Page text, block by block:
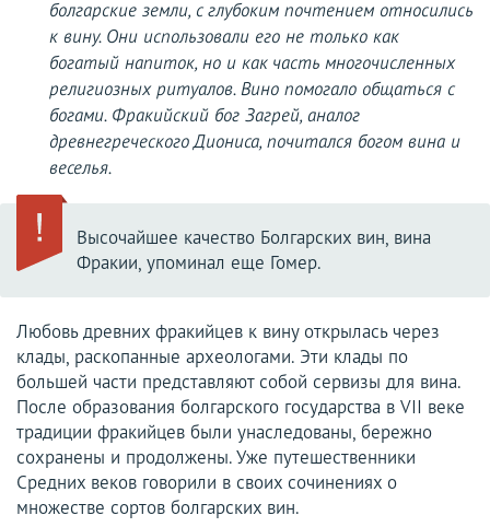
болгарские земли, с глубоким почтением относились
к вину. Они использовали его не только как
богатый напиток, но и как часть многочисленных
религиозных ритуалов. Вино помогало общаться с
богами. Фракийский бог Загрей, аналог
древнегреческого Диониса, почитался богом вина и
веселья.
Высочайшее качество Болгарских вин, вина
Фракии, упоминал еще Гомер.
Любовь древних фракийцев к вину открылась через
клады, раскопанные археологами. Эти клады по
большей части представляют собой сервизы для вина.
После образования болгарского государства в VII веке
традиции фракийцев были унаследованы, бережно
сохранены и продолжены. Уже путешественники
Средних веков говорили в своих сочинениях о
множестве сортов болгарских вин.